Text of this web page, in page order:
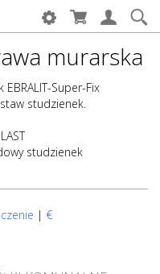
murarska
Super-Fix
studzienek.
studzienek
| €